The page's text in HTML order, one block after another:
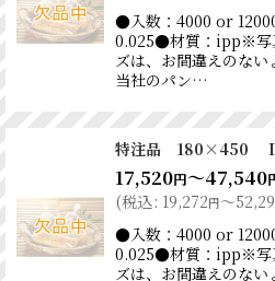
●入数：4000 or
0.025●材質：ipp※写
ズは、お間違えのな
当社のパン…
特注品 180×450 Ｉ
17,520円～47,540
(税込: 19,272円～
●入数：4000 or
0.025●材質：ipp※写
ズは、お間違えのな